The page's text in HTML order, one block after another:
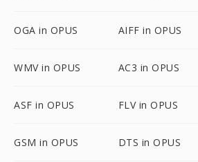
OGA in OPUS AIFF in OPUS
WMV in OPUS AC3 in OPUS
ASF in OPUS FLV in OPUS
GSM in OPUS DTS in OPUS